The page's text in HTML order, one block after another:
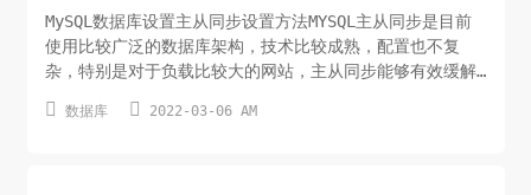
MySQL数据库设置主从同步设置方法MYSQL主从同步是目前
使用比较广泛的数据库架构，技术比较成熟，配置也不复
杂，特别是对于负载比较大的网站，主从同步能够有效缓解
(Master-Slave Replication)基础上实现的，通过设置
 数据库  2022-03-06 AM